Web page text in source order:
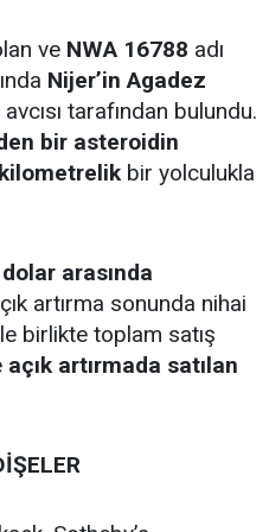
ve NWA 16788 adı
Nijer’in Agadez
tarafından bulundu.
bir asteroidin
bir yolculukla
arasında
artırma sonunda nihai
birlikte toplam satış
açık artırmada satılan